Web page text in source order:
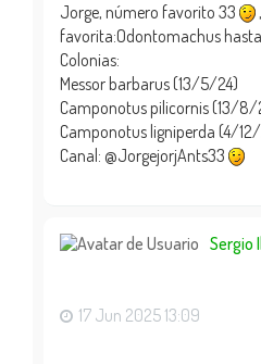
Jorge, número favorito 33
favorita:Odontomachus
Colonias:
Messor barbarus (13/5/24)
Camponotus pilicornis (13/8/
Camponotus ligniperda (4/
Canal: @JorgejorjAnts33
Sergio
17 Jun 2025 13:09